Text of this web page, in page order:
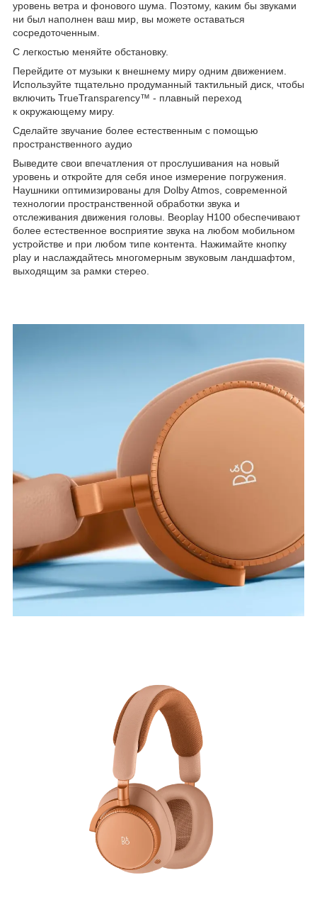
уровень ветра и фонового шума. Поэтому, каким бы звуками
ни был наполнен ваш мир, вы можете оставаться
сосредоточенным.
С легкостью меняйте обстановку.
Перейдите от музыки к внешнему миру одним движением.
Используйте тщательно продуманный тактильный диск, чтобы
включить TrueTransparency™ - плавный переход
к окружающему миру.
Сделайте звучание более естественным с помощью
пространственного аудио
Выведите свои впечатления от прослушивания на новый
уровень и откройте для себя иное измерение погружения.
Наушники оптимизированы для Dolby Atmos, современной
технологии пространственной обработки звука и
отслеживания движения головы. Beoplay H100 обеспечивают
более естественное восприятие звука на любом мобильном
устройстве и при любом типе контента. Нажимайте кнопку
play и наслаждайтесь многомерным звуковым ландшафтом,
выходящим за рамки стерео.